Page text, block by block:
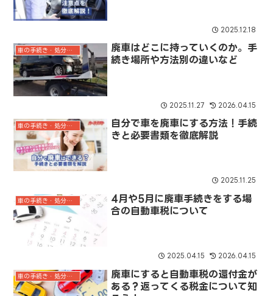
2025.12.18
車の手続き・処分ガイド
廃車はどこに持っていくのか。手
続き場所や方法別の違いなど
2025.11.27 2026.04.15
車の手続き・処分ガイド
自分で車を廃車にする方法！手続
きと必要書類を徹底解説
2025.11.25
車の手続き・処分ガイド
4月や5月に廃車手続きをする場
合の自動車税について
2025.04.15 2026.04.15
車の手続き・処分ガイド
廃車にすると自動車税の還付金が
ある？返ってくる税金について知